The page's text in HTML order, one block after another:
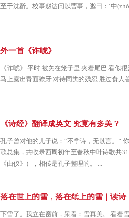
至于沈醉。校事赵达问以曹事，邈曰：‘中
外一首《诈唬》
《诈唬》 平时 被关在笼子里 夹着尾巴 看似
马上露出青面獠牙 对待同类的残忍 胜过食
《诗经》翻译成英文 究竟有多美？
孔子曾对他的儿子说：“不学诗，无以言。”
歌总集，共收录西周初年至春秋中叶诗歌共
《由仪》），相传是孔子整理的。 ...
落在世上的雪，落在纸上的雪｜读诗
下雪了。我立在窗前，呆看：雪真美。 看着